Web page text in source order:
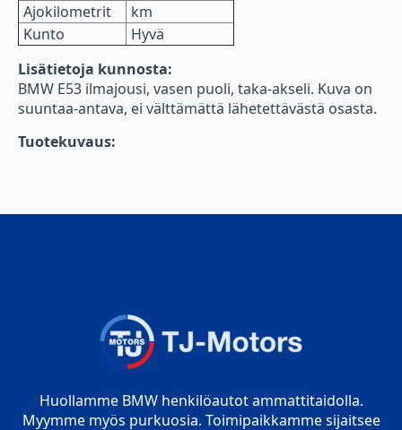
Ajokilometrit
km
Kunto
Hyvä
Lisätietoja kunnosta:
BMW E53 ilmajousi, vasen puoli, taka-akseli. Kuva on
suuntaa-antava, ei välttämättä lähetettävästä osasta.
Tuotekuvaus:
Huollamme BMW henkilöautot ammattitaidolla.
Myymme myös purkuosia. Toimipaikkamme sijaitsee